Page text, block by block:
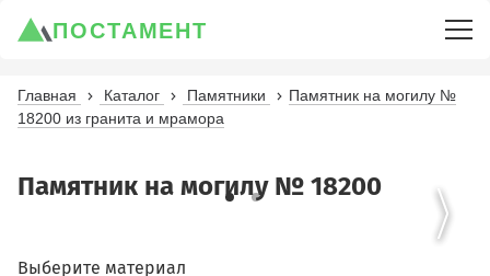
ПОСТАМЕНТ
Главная Каталог Памятники
Памятник на могилу №
18200 из гранита и мрамора
Памятник на могилу № 18200
Выберите материал